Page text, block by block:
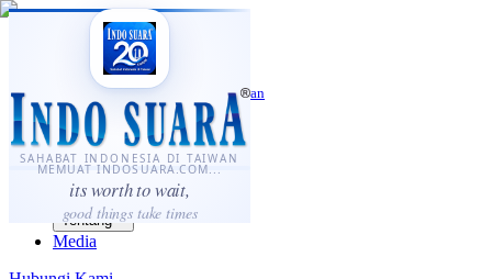
SAHABAT INDONESIA DI TAIWAN
MEMUAT INDOSUARA.COM...
its worth to wait,
good things take times
·...
⌘K
Sahabat Indonesia di Taiwan
Berita
Layanan
Komunitas
Panduan
Tentang
Media